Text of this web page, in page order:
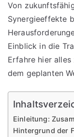
Von
Synergieeffekte
Einblick in die
Erfahre hier
dem geplanten
Einleitung:
Hintergrund der